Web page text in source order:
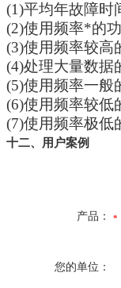
(1)平均年故障时
(2)使用频率*的
(3)使用频率较高
(4)处理大量数据
(5)使用频率一般
(6)使用频率较低
(7)使用频率极低
十二、用户案例
产品：
您的单位：